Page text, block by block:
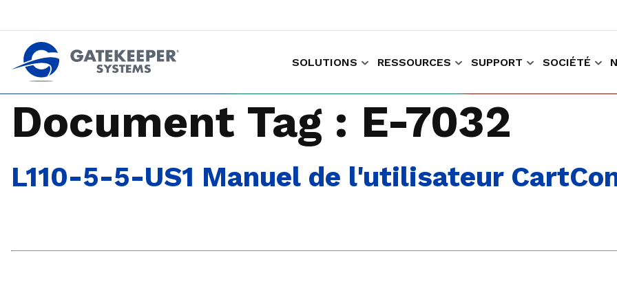
SOLUTIONS RESSOURCES SUPPORT SOCIÉTÉ
Document Tag : E-7032
L110-5-5-US1 Manuel de l'utilisateur